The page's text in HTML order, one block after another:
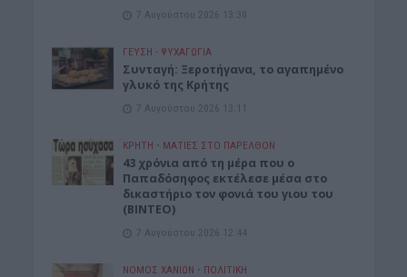
7 Αυγούστου 2026 13:30
ΓΕΎΣΗ - ΨΥΧΑΓΩΓΊΑ
Συνταγή: Ξεροτήγανα, το αγαπημένο
γλυκό της Κρήτης
7 Αυγούστου 2026 13:11
ΚΡΗΤΗ • ΜΑΤΙΕΣ ΣΤΟ ΠΑΡΕΛΘΟΝ
43 χρόνια από τη μέρα που ο
Παπαδόσηφος εκτέλεσε μέσα στο
δικαστήριο τον φονιά του γιου του
(ΒΙΝΤΕΟ)
7 Αυγούστου 2026 12:44
ΝΟΜΌΣ ΧΑΝΊΩΝ • ΠΟΛΙΤΙΚΗ